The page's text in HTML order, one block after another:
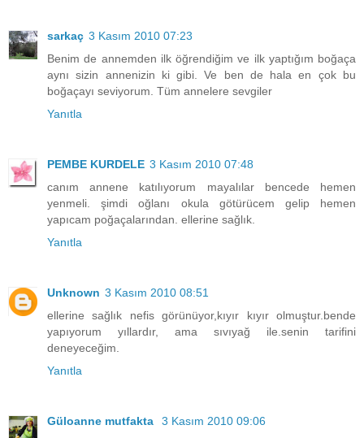
sarkaç 3 Kasım 2010 07:23
Benim de annemden ilk öğrendiğim ve ilk yaptığım boğaça
aynı sizin annenizin ki gibi. Ve ben de hala en çok bu
boğaçayı seviyorum. Tüm annelere sevgiler
Yanıtla
PEMBE KURDELE 3 Kasım 2010 07:48
canım annene katılıyorum mayalılar bencede hemen
yenmeli. şimdi oğlanı okula götürücem gelip hemen
yapıcam poğaçalarından. ellerine sağlık.
Yanıtla
Unknown 3 Kasım 2010 08:51
ellerine sağlık nefis görünüyor,kıyır kıyır olmuştur.bende
yapıyorum yıllardır, ama sıvıyağ ile.senin tarifini
deneyeceğim.
Yanıtla
Güloanne mutfakta
3 Kasım 2010 09:06